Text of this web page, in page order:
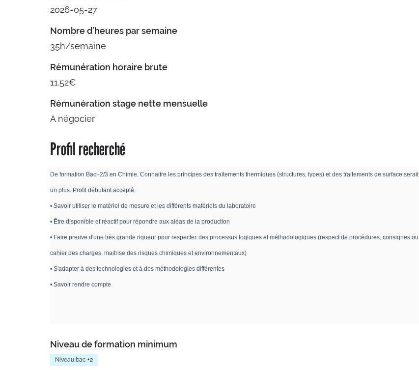
2026-05-27
Nombre d’heures par semaine
35h/semaine
Rémunération horaire brute
11.52€
Rémunération stage nette mensuelle
A négocier
Profil recherché
De formation Bac+2/3 en Chimie. Connaitre les principes des traitements thermiques (structures, types) et des traitements de surface serait
un plus. Profil débutant accepté.
• Savoir utiliser le matériel de mesure et les différents matériels du laboratoire
• Être disponible et réactif pour répondre aux aléas de la production
• Faire preuve d'une très grande rigueur pour respecter des processus logiques et méthodologiques (respect de procédures, consignes ou
cahier des charges, maitrise des risques chimiques et environnementaux)
• S'adapter à des technologies et à des méthodologies différentes
• Savoir rendre compte
Niveau de formation minimum
Niveau bac +2